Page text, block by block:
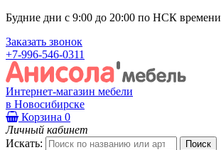
Будние дни с 9:00 до 20:00 по НСК времени
Заказать звонок
+7-996-546-0311
Интернет-магазин мебели
в Новосибирске
Корзина 0
Личный кабинет
Искать: